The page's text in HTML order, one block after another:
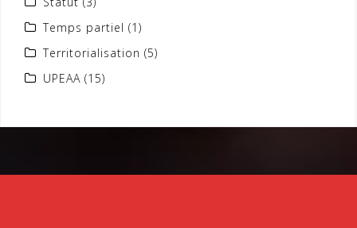
Temps partiel (1)
Territorialisation (5)
UPEAA (15)